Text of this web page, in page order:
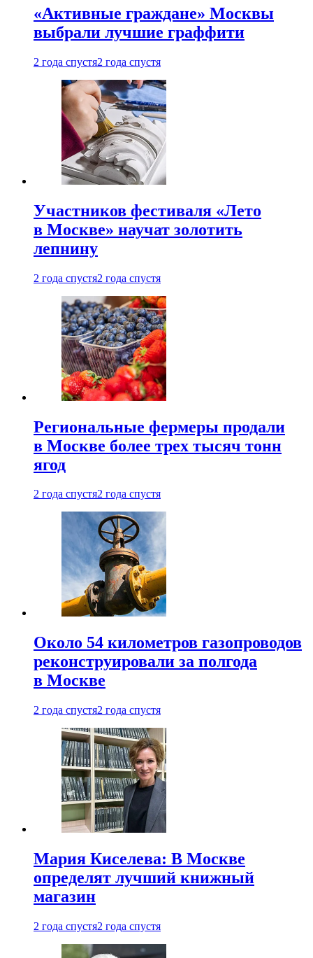
«Активные граждане» Москвы
выбрали лучшие граффити
2 года спустя2 года спустя
Участников фестиваля «Лето
в Москве» научат золотить
лепнину
2 года спустя2 года спустя
Региональные фермеры продали
в Москве более трех тысяч тонн
ягод
2 года спустя2 года спустя
Около 54 километров газопроводов
реконструировали за полгода
в Москве
2 года спустя2 года спустя
Мария Киселева: В Москве
определят лучший книжный
магазин
2 года спустя2 года спустя